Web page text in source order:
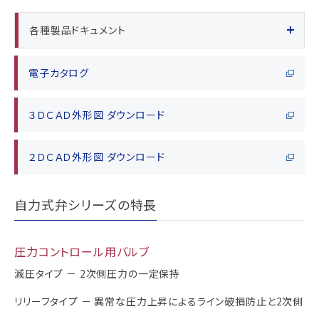
各種製品ドキュメント
電子カタログ
３ＤＣＡＤ外形図 ダウンロード
２ＤＣＡＤ外形図 ダウンロード
自力式弁シリーズの特長
圧力コントロール用バルブ
減圧タイプ － 2次側圧力の一定保持
リリーフタイプ － 異常な圧力上昇によるライン破損防止と2次側